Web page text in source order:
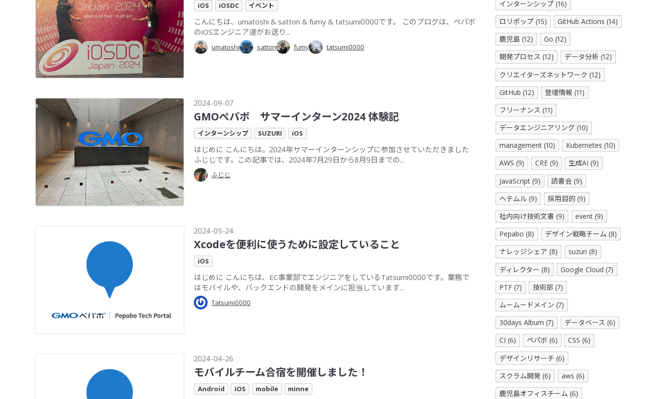
iOS iOSDC イベント
こんにちは、umatoshi & satton & fumy & tatsumi0000です。 このブログは、ペパボ
のiOSエンジニア達がお送り...
umatoshi satton fumy tatsumi0000
2024-09-07
GMOペパボ サマーインターン2024 体験記
インターンシップ SUZURI iOS
はじめに こんにちは。2024年サマーインターンシップに参加させていただきました
ふじじです。この記事では、2024年7月29日から8月9日までの...
ふじじ
2024-05-24
Xcodeを便利に使うために設定していること
iOS
はじめに こんにちは、EC事業部でエンジニアをしているTatsumi0000です。業務で
はモバイルや、バックエンドの開発をメインに担当しています...
Tatsumi0000
2024-04-26
モバイルチーム合宿を開催しました！
Android iOS mobile minne
インターンシップ (16)
ロリポップ (15)
GitHub Actions (14)
鹿児島 (12)
Go (12)
開発プロセス (12)
データ分析 (12)
クリエイターズネットワーク (12)
GitHub (12)
登壇情報 (11)
フリーナンス (11)
データエンジニアリング (10)
management (10)
Kubernetes (10)
AWS (9)
CRE (9)
生成AI (9)
JavaScript (9)
読書会 (9)
ヘテムル (9)
採用目的 (9)
社内向け技術文書 (9)
event (9)
Pepabo (8)
デザイン戦略チーム (8)
ナレッジシェア (8)
suzuri (8)
ディレクター (8)
Google Cloud (7)
PTF (7)
技術部 (7)
ムームードメイン (7)
30days Album (7)
データベース (6)
CI (6)
ペパボ (6)
CSS (6)
デザインリサーチ (6)
スクラム開発 (6)
aws (6)
鹿児島オフィスチーム (6)